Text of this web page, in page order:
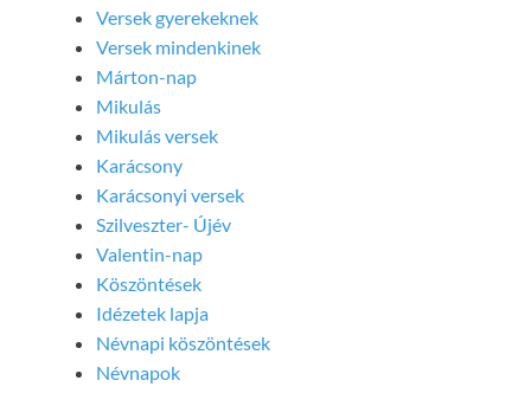
Versek gyerekeknek
Versek mindenkinek
Márton-nap
Mikulás
Mikulás versek
Karácsony
Karácsonyi versek
Szilveszter- Újév
Valentin-nap
Köszöntések
Idézetek lapja
Névnapi köszöntések
Névnapok